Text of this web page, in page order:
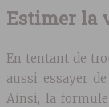
Estimer la
En tentant de
aussi essayer
Ainsi, la